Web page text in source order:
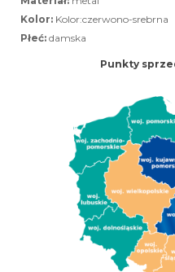
Kolor: Kolor:czerwono-srebrna
Płeć: damska
Punkty